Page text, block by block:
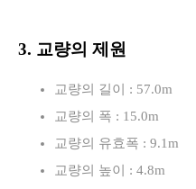
3. 교량의 제원
교량의 길이 : 57.0m
교량의 폭 : 15.0m
교량의 유효폭 : 9.1m
교량의 높이 : 4.8m